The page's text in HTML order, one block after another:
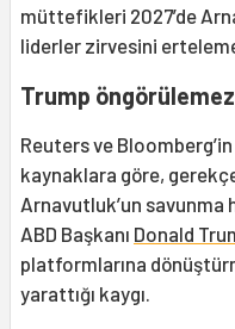
müttefikleri 2027’de
liderler zirvesini
Trump
Reuters ve
kaynaklara göre,
Arnavutluk’un savunma
ABD Başkanı Donald
platformlarına
yarattığı kaygı.